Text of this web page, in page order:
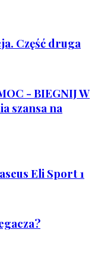
Część druga
- BIEGNIJ W
szansa na
Eli Sport 1